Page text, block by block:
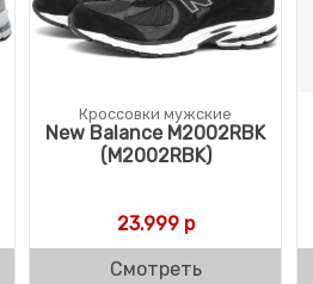
Кроссовки мужские
New Balance M2002RBK
(M2002RBK)
23.999р
Смотреть